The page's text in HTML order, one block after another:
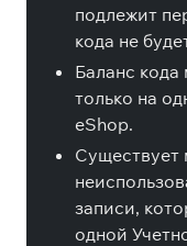
подлежит
кода не
Баланс кода
только на
eShop.
Существует
записи,
одной